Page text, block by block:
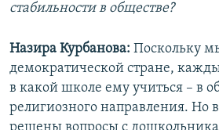
стабильности в обществе?
Назира Курбанова: Поскольку
демократической стране,
в какой школе ему учиться – в
религиозного направления. Но